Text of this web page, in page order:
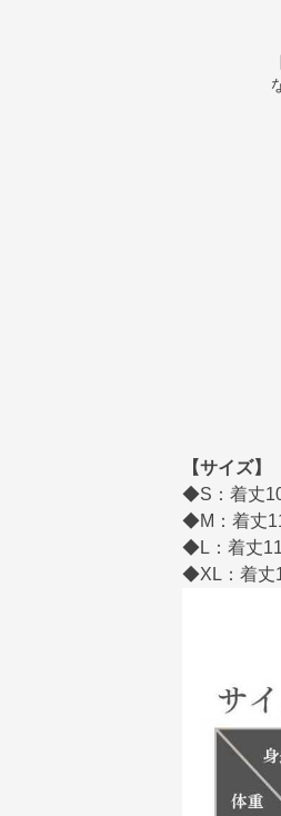
【サイズ】
◆S：着丈
◆M：着丈
◆L：着丈